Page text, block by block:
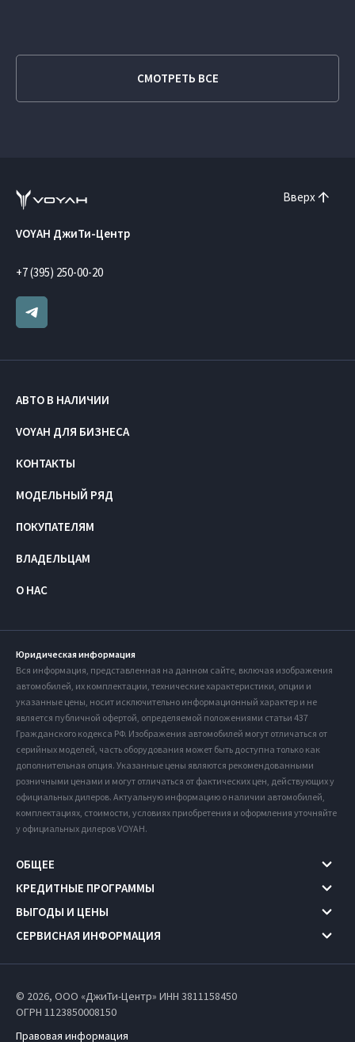
СМОТРЕТЬ ВСЕ
Вверх
VOYAH ДжиТи-Центр
+7 (395) 250-00-20
АВТО В НАЛИЧИИ
VOYAH ДЛЯ БИЗНЕСА
КОНТАКТЫ
МОДЕЛЬНЫЙ РЯД
ПОКУПАТЕЛЯМ
ВЛАДЕЛЬЦАМ
О НАС
Юридическая информация
Вся информация, представленная на данном сайте, включая изображения
автомобилей, их комплектации, технические характеристики, опции и
указанные цены, носит исключительно информационный характер и не
является публичной офертой, определяемой положениями статьи 437
Гражданского кодекса РФ. Изображения автомобилей могут отличаться от
серийных моделей, часть оборудования может быть доступна только как
дополнительная опция. Указанные цены являются рекомендованными
розничными ценами и могут отличаться от фактических цен, действующих у
официальных дилеров. Актуальную информацию о наличии автомобилей,
комплектациях, стоимости, условиях приобретения и оформления уточняйте
у официальных дилеров VOYAH.
ОБЩЕЕ
КРЕДИТНЫЕ ПРОГРАММЫ
ВЫГОДЫ И ЦЕНЫ
СЕРВИСНАЯ ИНФОРМАЦИЯ
© 2026, ООО «ДжиТи-Центр» ИНН 3811158450
ОГРН 1123850008150
Правовая информация